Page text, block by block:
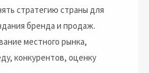
стратегию страны для
бренда и продаж.
местного рынка,
конкурентов, оценку